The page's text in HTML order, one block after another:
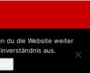
GmbH
du die Website weiter
aus.